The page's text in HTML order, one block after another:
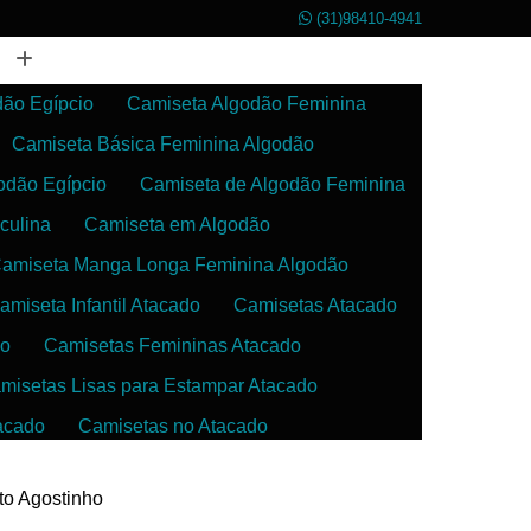
(31)98410-4941
Egípcio
Camiseta Algodão Feminina
Camiseta Básica Feminina Algodão
Egípcio
Camiseta de Algodão Feminina
Camiseta em Algodão
Manga Longa Feminina Algodão
Infantil Atacado
Camisetas Atacado
Camisetas Femininas Atacado
Lisas para Estampar Atacado
Camisetas no Atacado
Confecção de Roupas
Agostinho